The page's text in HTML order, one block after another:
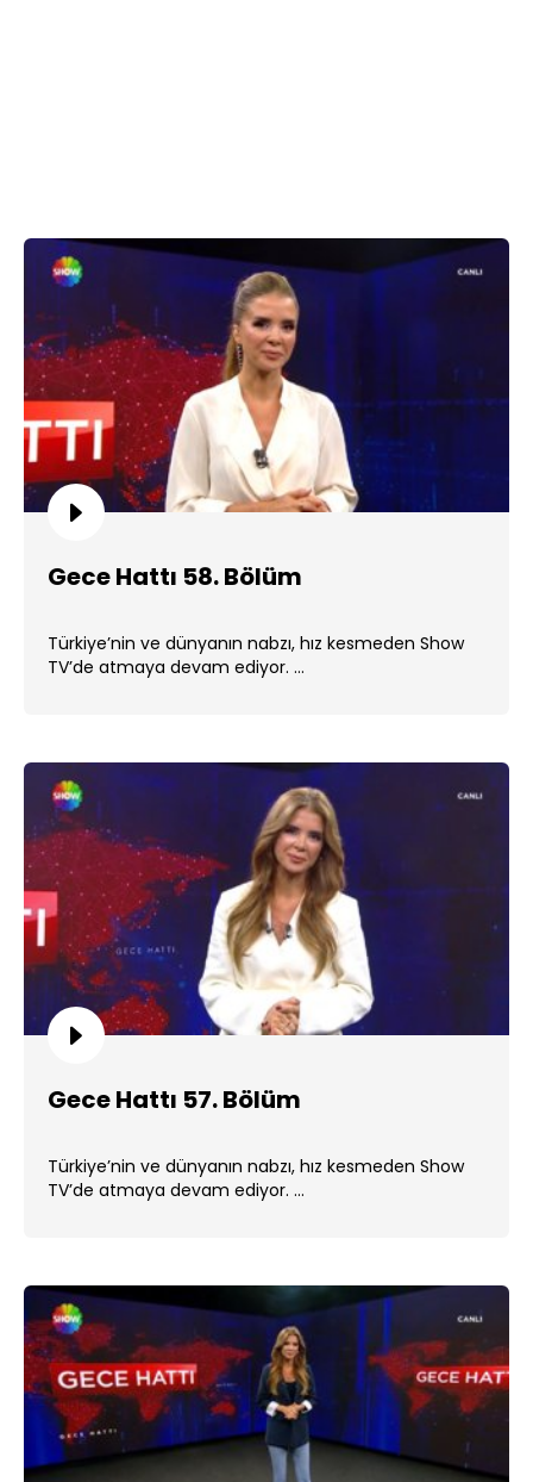
Gece Hattı 58. Bölüm
Türkiye’nin ve dünyanın nabzı, hız kesmeden Show
TV’de atmaya devam ediyor. ...
Gece Hattı 57. Bölüm
Türkiye’nin ve dünyanın nabzı, hız kesmeden Show
TV’de atmaya devam ediyor. ...